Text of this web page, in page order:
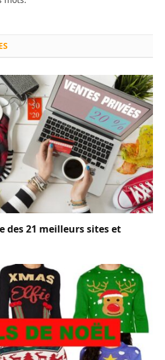
des 21 meilleurs sites et